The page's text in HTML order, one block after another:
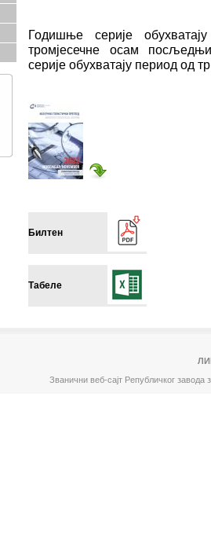
Годишње серије
тромјесечне осам
серије обухватају период од
Билтен
Табеле
Званични веб-сајт Републичког